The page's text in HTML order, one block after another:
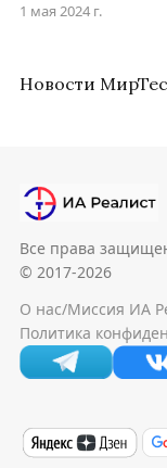
1 мая 2024 г.
Новости
Все права
© 2017-2026
О нас/Миссия ИА
Политика